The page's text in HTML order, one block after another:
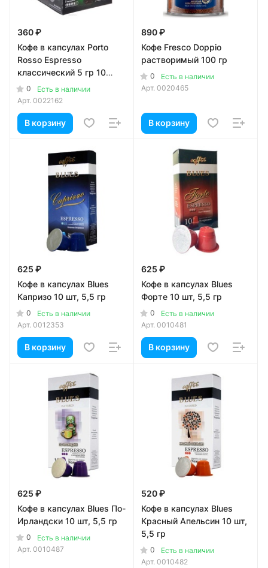
360 ₽
Кофе в капсулах Porto
Rosso Espresso
классический 5 гр 10
капсул
0
Есть в наличии
Арт. 0022162
В корзину
890 ₽
Кофе Fresco Doppio
растворимый 100 гp
0
Есть в наличии
Арт. 0020465
В корзину
625 ₽
Кофе в капсулах Blues
Капризо 10 шт, 5,5 гр
0
Есть в наличии
Арт. 0012353
В корзину
625 ₽
Кофе в капсулах Blues
Форте 10 шт, 5,5 гр
0
Есть в наличии
Арт. 0010481
В корзину
625 ₽
Кофе в капсулах Blues По-
Ирландски 10 шт, 5,5 гр
0
Есть в наличии
Арт. 0010487
520 ₽
Кофе в капсулах Blues
Красный Апельсин 10 шт,
5,5 гр
0
Есть в наличии
Арт. 0010482